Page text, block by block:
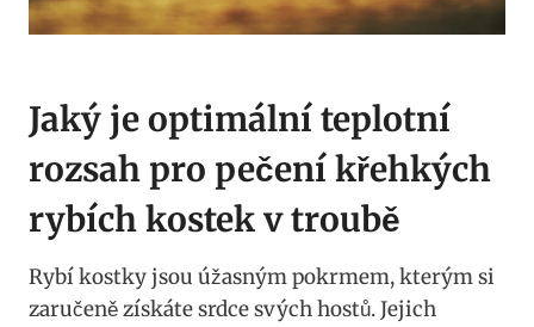
Jaký je optimální teplotní
rozsah pro pečení křehkých
rybích kostek v troubě
Rybí kostky jsou úžasným pokrmem, kterým si
zaručeně získáte srdce svých hostů. Jejich